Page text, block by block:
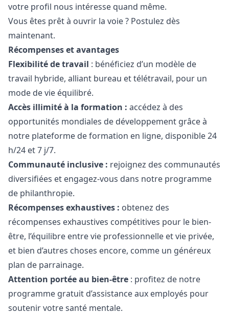
votre profil nous intéresse quand même.
Vous êtes prêt à ouvrir la voie ? Postulez dès
maintenant.
Récompenses et avantages
Flexibilité de travail : bénéficiez d’un modèle de
travail hybride, alliant bureau et télétravail, pour un
mode de vie équilibré.
Accès illimité à la formation : accédez à des
opportunités mondiales de développement grâce à
notre plateforme de formation en ligne, disponible 24
h/24 et 7 j/7.
Communauté inclusive : rejoignez des communautés
diversifiées et engagez-vous dans notre programme
de philanthropie.
Récompenses exhaustives : obtenez des
récompenses exhaustives compétitives pour le bien-
être, l’équilibre entre vie professionnelle et vie privée,
et bien d’autres choses encore, comme un généreux
plan de parrainage.
Attention portée au bien-être : profitez de notre
programme gratuit d’assistance aux employés pour
soutenir votre santé mentale.